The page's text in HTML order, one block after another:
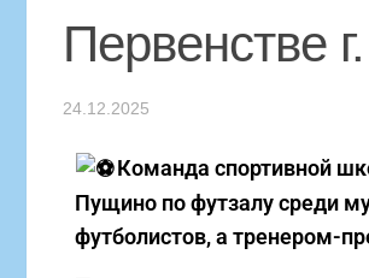
Первенстве
24.12.2025
️Команда спортивной
Пущино по футзалу среди
футболистов, а тренером-